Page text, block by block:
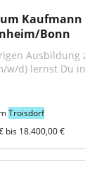
Kaufmann
Bonn
w/d) lernst Du
Troisdorf
bis 18.400,00 €